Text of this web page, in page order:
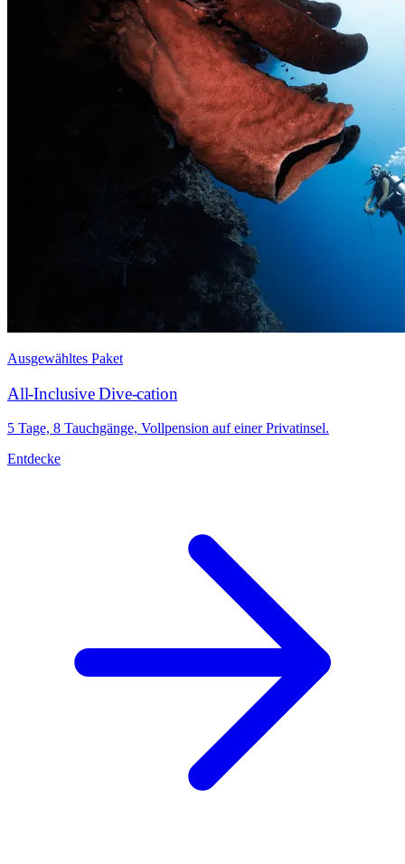
Ausgewähltes Paket
All-Inclusive Dive-cation
5 Tage, 8 Tauchgänge, Vollpension auf einer Privatinsel.
Entdecke